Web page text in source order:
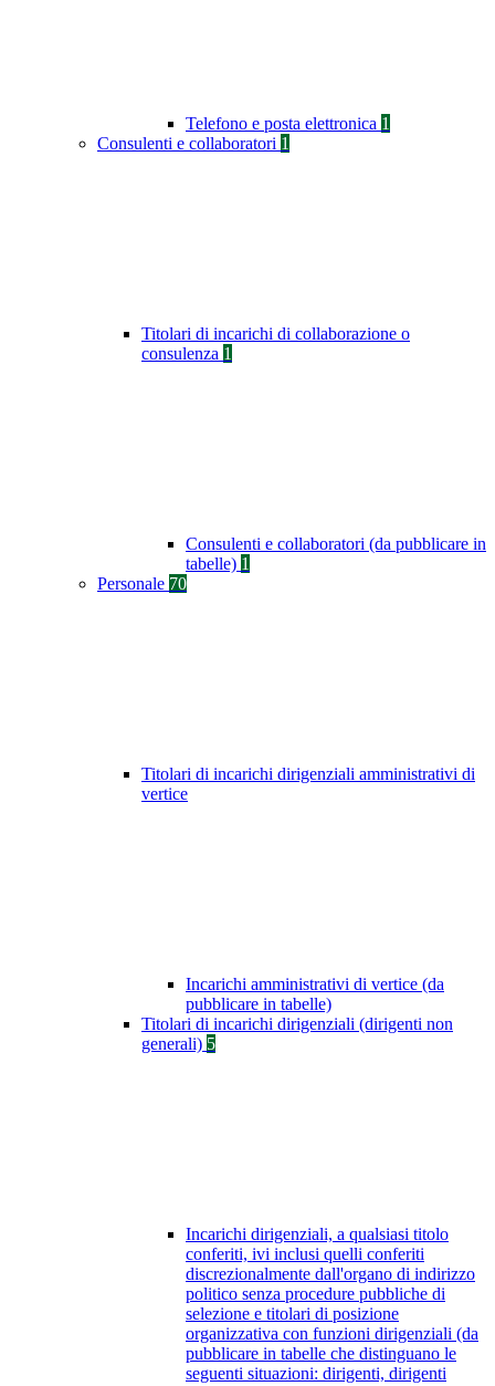
Telefono e posta elettronica 1
Consulenti e collaboratori 1
Titolari di incarichi di collaborazione o
consulenza 1
Consulenti e collaboratori (da pubblicare in
tabelle) 1
Personale 70
Titolari di incarichi dirigenziali amministrativi di
vertice
Incarichi amministrativi di vertice (da
pubblicare in tabelle)
Titolari di incarichi dirigenziali (dirigenti non
generali) 5
Incarichi dirigenziali, a qualsiasi titolo
conferiti, ivi inclusi quelli conferiti
discrezionalmente dall'organo di indirizzo
politico senza procedure pubbliche di
selezione e titolari di posizione
organizzativa con funzioni dirigenziali (da
pubblicare in tabelle che distinguano le
seguenti situazioni: dirigenti, dirigenti